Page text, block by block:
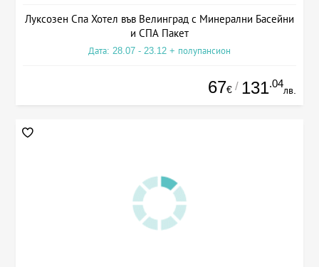
Луксозен Спа Хотел във Велинград с Минерални Басейни
и СПА Пакет
Дата: 28.07 - 23.12 + полупансион
67€ / 131.04
лв.